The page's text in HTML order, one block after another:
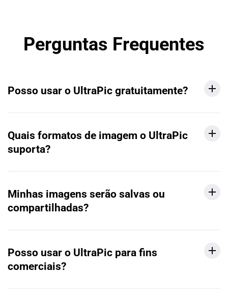
Perguntas Frequentes
Posso usar o UltraPic gratuitamente?
Quais formatos de imagem o UltraPic
suporta?
Minhas imagens serão salvas ou
compartilhadas?
Posso usar o UltraPic para fins
comerciais?